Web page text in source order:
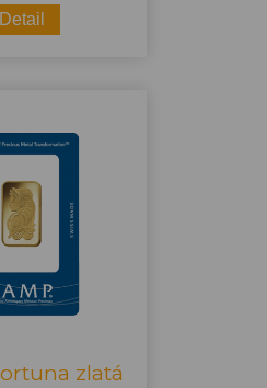
Detail
zlatá